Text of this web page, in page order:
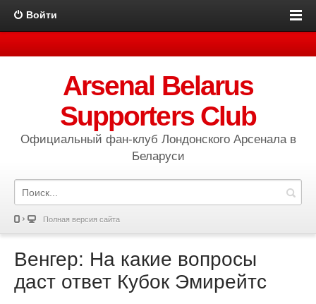
Войти
Arsenal Belarus
Supporters Club
Официальный фан-клуб Лондонского Арсенала в
Беларуси
Полная версия сайта
Венгер: На какие вопросы
даст ответ Кубок Эмирейтс